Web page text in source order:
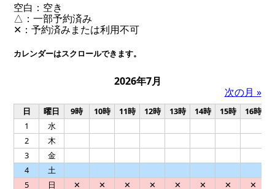
空白：空き
△：一部予約済み
✕：予約済みまたは利用不可
カレンダーはスクロールできます。
2026年7月
次の月 »
日 曜日 9時 10時 11時 12時 13時 14時 15時 16時
1
水
2
木
3
金
4
土
5
日 ✕ ✕ ✕ ✕ ✕ ✕ ✕ ✕